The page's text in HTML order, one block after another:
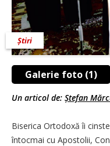
Galerie foto (1)
Știri
Un articol de: Ștefan
Biserica Ortodoxă îi
întocmai cu Apostolii,